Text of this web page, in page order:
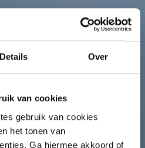
Details Over
van cookies
gebruik van cookies
het tonen van
Ga hiermee akkoord of